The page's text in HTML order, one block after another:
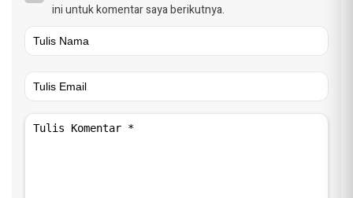
ini untuk komentar saya berikutnya.